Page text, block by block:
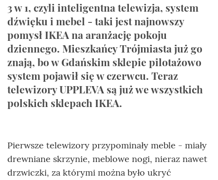
3 w 1, czyli inteligentna telewizja, system
dźwięku i mebel - taki jest najnowszy
pomysł IKEA na aranżację pokoju
dziennego. Mieszkańcy Trójmiasta już go
znają, bo w Gdańskim sklepie pilotażowo
system pojawił się w czerwcu. Teraz
telewizory UPPLEVA są już we wszystkich
polskich sklepach IKEA.
Pierwsze telewizory przypominały meble - miały
drewniane skrzynie, meblowe nogi, nieraz nawet
drzwiczki, za którymi można było ukryć